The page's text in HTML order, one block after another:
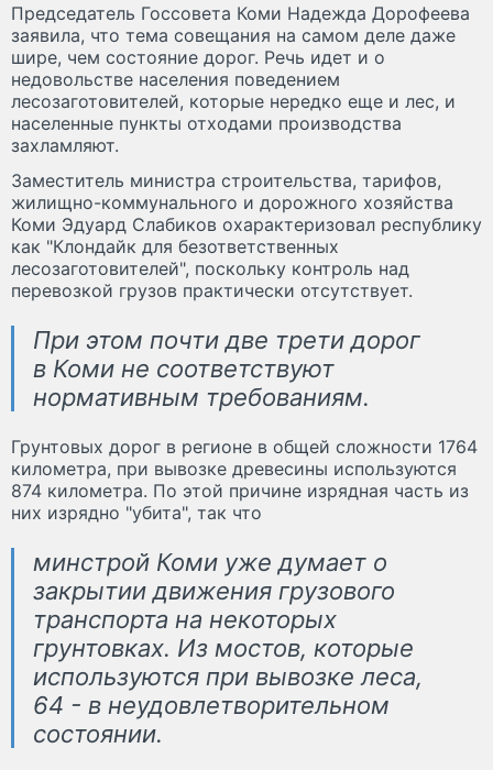
Председатель Госсовета Коми Надежда Дорофеева
заявила, что тема совещания на самом деле даже
шире, чем состояние дорог. Речь идет и о
недовольстве населения поведением
лесозаготовителей, которые нередко еще и лес, и
населенные пункты отходами производства
захламляют.
Заместитель министра строительства, тарифов,
жилищно-коммунального и дорожного хозяйства
Коми Эдуард Слабиков охарактеризовал республику
как "Клондайк для безответственных
лесозаготовителей", поскольку контроль над
перевозкой грузов практически отсутствует.
При этом почти две трети дорог
в Коми не соответствуют
нормативным требованиям.
Грунтовых дорог в регионе в общей сложности 1764
километра, при вывозке древесины используются
874 километра. По этой причине изрядная часть из
них изрядно "убита", так что
минстрой Коми уже думает о
закрытии движения грузового
транспорта на некоторых
грунтовках. Из мостов, которые
используются при вывозке леса,
64 - в неудовлетворительном
состоянии.